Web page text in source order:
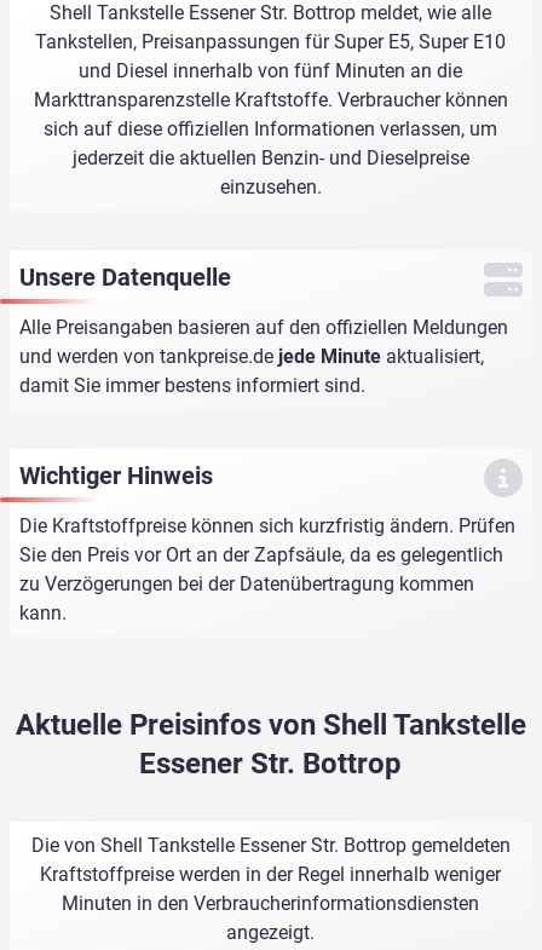
Shell Tankstelle Essener Str. Bottrop meldet, wie alle
Tankstellen, Preisanpassungen für Super E5, Super E10
und Diesel innerhalb von fünf Minuten an die
Markttransparenzstelle Kraftstoffe. Verbraucher können
sich auf diese offiziellen Informationen verlassen, um
jederzeit die aktuellen Benzin- und Dieselpreise
einzusehen.
Unsere Datenquelle
Alle Preisangaben basieren auf den offiziellen Meldungen
und werden von tankpreise.de jede Minute aktualisiert,
damit Sie immer bestens informiert sind.
Wichtiger Hinweis
Die Kraftstoffpreise können sich kurzfristig ändern. Prüfen
Sie den Preis vor Ort an der Zapfsäule, da es gelegentlich
zu Verzögerungen bei der Datenübertragung kommen
kann.
Aktuelle Preisinfos von Shell Tankstelle
Essener Str. Bottrop
Die von Shell Tankstelle Essener Str. Bottrop gemeldeten
Kraftstoffpreise werden in der Regel innerhalb weniger
Minuten in den Verbraucherinformationsdiensten
angezeigt.